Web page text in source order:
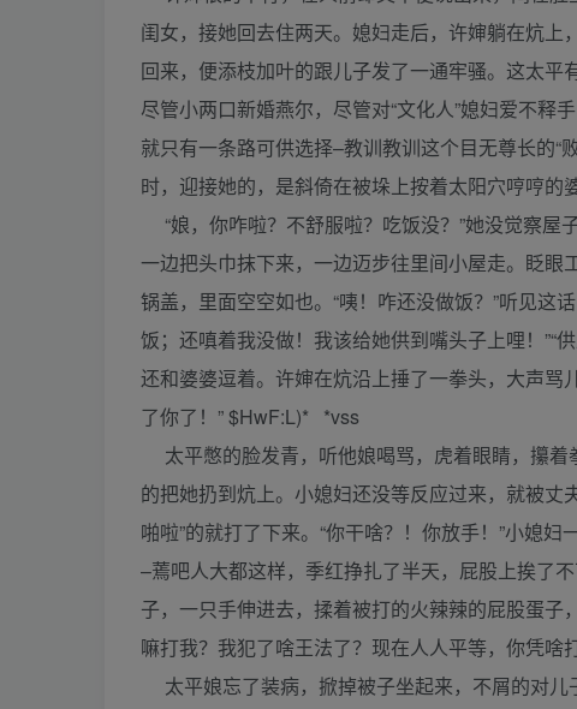
闺女，接她回去住两天。媳妇走后，许婶躺在炕
回来，便添枝加叶的跟儿子发了一通牢骚。这太平
尽管小两口新婚燕尔，尽管对“文化人”媳妇爱不
就只有一条路可供选择–教训教训这个目无尊长的“
时，迎接她的，是斜倚在被垛上按着太阳穴哼哼
“娘，你咋啦？不舒服啦？吃饭没？”她没觉察屋
一边把头巾抹下来，一边迈步往里间小屋走。眨
锅盖，里面空空如也。“咦！咋还没做饭？”听见这
饭；还嗔着我没做！我该给她供到嘴头子上哩！”“
还和婆婆逗着。许婶在炕沿上捶了一拳头，大声骂
了你了！” $HwF:L)* *vss
太平憋的脸发青，听他娘喝骂，虎着眼睛，攥着
的把她扔到炕上。小媳妇还没等反应过来，就被丈
啪啦”的就打了下来。“你干啥？！你放手！”小媳
–蔫吧人大都这样，季红挣扎了半天，屁股上挨了
子，一只手伸进去，揉着被打的火辣辣的屁股蛋子
嘛打我？我犯了啥王法了？现在人人平等，你凭
太平娘忘了装病，掀掉被子坐起来，不屑的对儿